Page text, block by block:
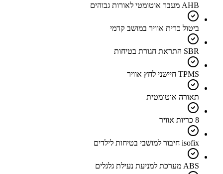
AHB מעבר אוטומטי לאורות גבוהים
ביטול כרית אוויר במושב קדמי
SBR התראת חגורת בטיחות
TPMS חיישני לחץ אוויר
תאורה אוטומטית
8 כריות אוויר
isofix חיבור למושבי בטיחות לילדים
ABS מערכת למניעת נעילת גלגלים